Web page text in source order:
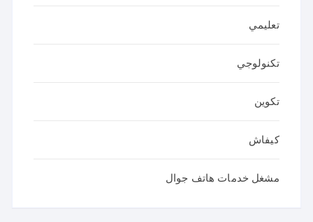
تعليمي
تكنولوجي
تكوين
كيفاش
مشغل خدمات هاتف جوال